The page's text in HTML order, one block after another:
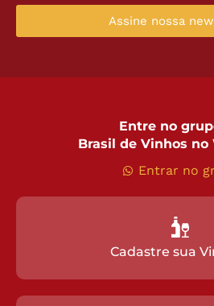
Assine nossa
Entre no
Brasil de Vinhos
Entrar no
Cadastre sua